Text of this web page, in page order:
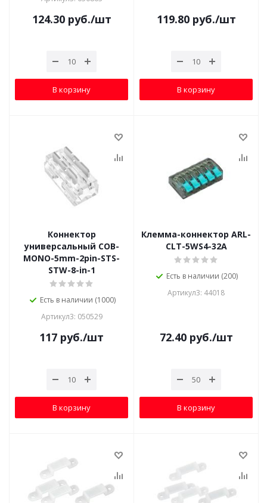
124.30руб./шт
В корзину
119.80руб./шт
В корзину
Коннектор
универсальный COB-
MONO-5mm-2pin-STS-
STW-8-in-1
Есть в наличии (1000)
Артикул3: 050529
117 руб./шт
В корзину
Клемма-коннектор ARL-
CLT-5WS4-32A
Есть в наличии (200)
Артикул3: 44018
72.40руб./шт
В корзину